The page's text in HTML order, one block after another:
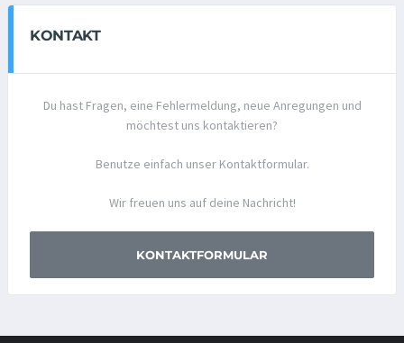
KONTAKT
Du hast Fragen, eine Fehlermeldung, neue Anregungen und
möchtest uns kontaktieren?
Benutze einfach unser Kontaktformular.
Wir freuen uns auf deine Nachricht!
KONTAKTFORMULAR